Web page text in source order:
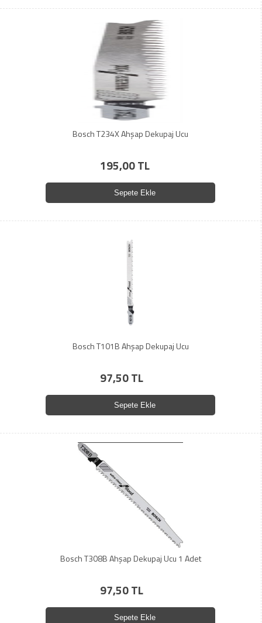
Bosch T234X Ahşap Dekupaj Ucu
195,00 TL
Sepete Ekle
Bosch T101B Ahşap Dekupaj Ucu
97,50 TL
Sepete Ekle
Bosch T308B Ahşap Dekupaj Ucu 1 Adet
97,50 TL
Sepete Ekle